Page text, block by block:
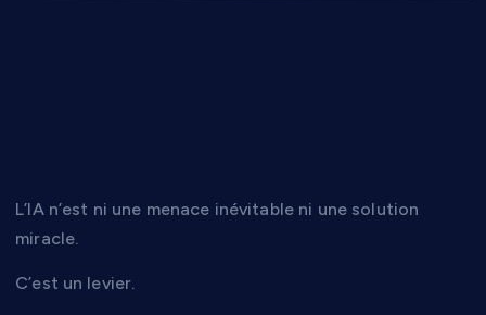
L’IA n’est ni une menace inévitable ni une solution
miracle.
C’est un levier.